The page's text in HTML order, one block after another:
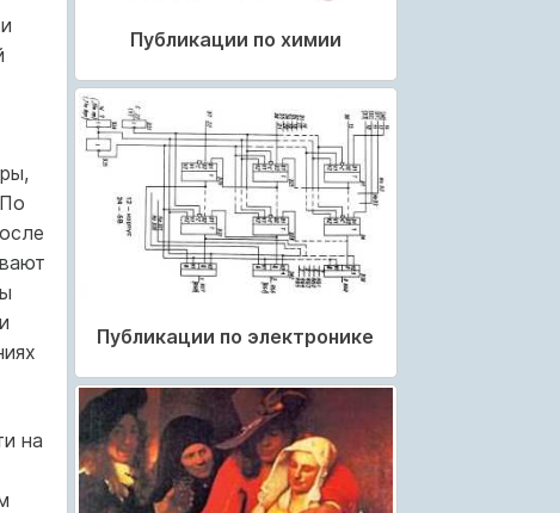
на
Публикации по химии
Публикации по электронике